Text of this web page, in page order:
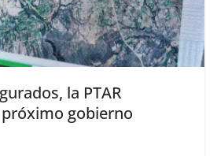
la PTAR
gobierno